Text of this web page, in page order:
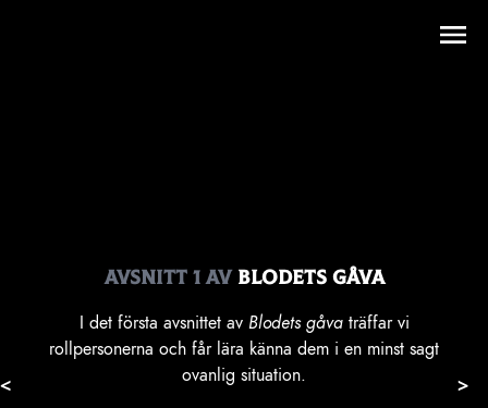
<
Avsnitt 1av Blodets gåva
I det första avsnittet av Blodets gåvaträffar vi
rollpersonerna och får lära känna dem i en minst sagt
ovanlig situation.
>